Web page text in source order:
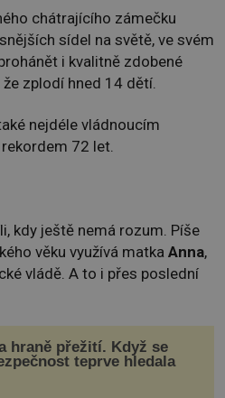
chátrajícího zámečku
sídel na světě, ve svém
i kvalitně zdobené
zplodí hned 14 dětí.
nejdéle vládnoucím
72 let.
kdy ještě nemá rozum. Píše
věku využívá matka Anna,
vládě. A to i přes poslední
hraně přežití. Když se
teprve hledala